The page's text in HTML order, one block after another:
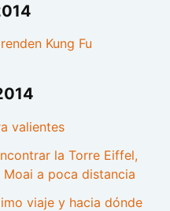
Kung Fu
valientes
la Torre Eiffel,
a poca distancia
viaje y hacia dónde